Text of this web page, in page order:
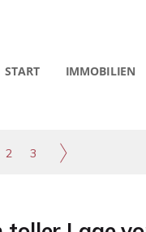
START IMMOBILIEN
2 3